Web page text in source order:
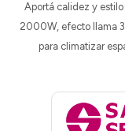
Aportá calidez y
2000W, efecto llama
para climatizar